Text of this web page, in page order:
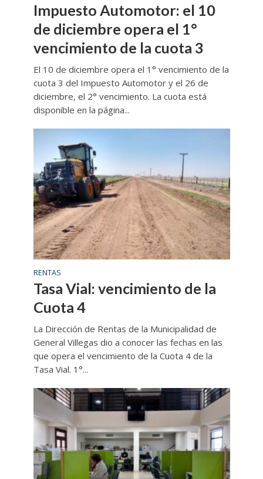
Impuesto Automotor: el 10
de diciembre opera el 1°
vencimiento de la cuota 3
El 10 de diciembre opera el 1° vencimiento de la
cuota 3 del Impuesto Automotor y el 26 de
diciembre, el 2° vencimiento. La cuota está
disponible en la página...
RENTAS
Tasa Vial: vencimiento de la
Cuota 4
La Dirección de Rentas de la Municipalidad de
General Villegas dio a conocer las fechas en las
que opera el vencimiento de la Cuota 4 de la
Tasa Vial. 1°...